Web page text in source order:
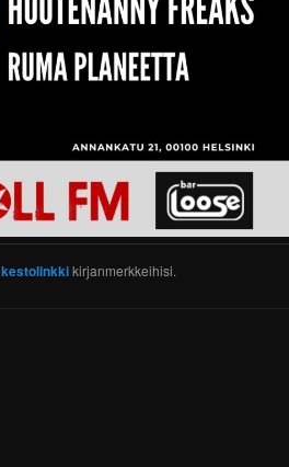
kestolinkkikirjanmerkkeihisi.